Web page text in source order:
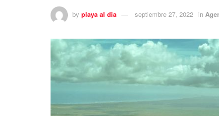
by playa al dia septiembre 27, 2022 in